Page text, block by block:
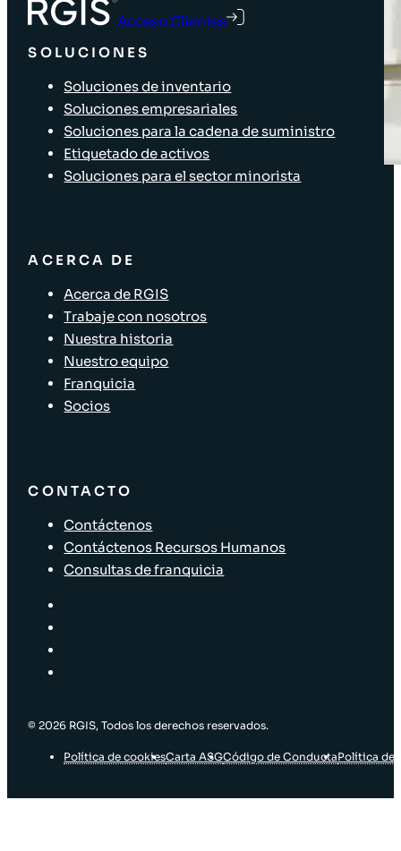
Acceso Clientes
SOLUCIONES
Soluciones de inventario
Soluciones empresariales
Soluciones para la cadena de suministro
Etiquetado de activos
Soluciones para el sector minorista
ACERCA DE
Acerca de RGIS
Trabaje con nosotros
Nuestra historia
Nuestro equipo
Franquicia
Socios
CONTACTO
Contáctenos
Contáctenos Recursos Humanos
Consultas de franquicia
© 2026 RGIS, Todos los derechos reservados.
Política de cookiesCarta ASGCódigo de ConductaPolítica de